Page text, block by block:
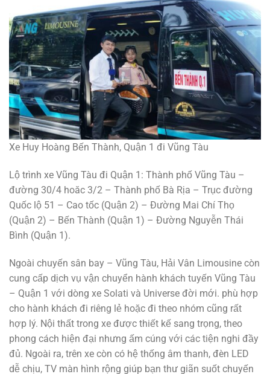
Xe Huy Hoàng Bến Thành, Quận 1 đi Vũng Tàu
Lộ trình xe Vũng Tàu đi Quận 1: Thành phố Vũng Tàu –
đường 30/4 hoăc 3/2 – Thành phố Bà Rịa – Trục đường
Quốc lộ 51 – Cao tốc (Quận 2) – Đường Mai Chí Thọ
(Quận 2) – Bến Thành (Quận 1) – Đường Nguyễn Thái
Bình (Quận 1).
Ngoài chuyến sân bay – Vũng Tàu, Hải Vân Limousine còn
cung cấp dịch vụ vận chuyển hành khách tuyến Vũng Tàu
– Quận 1 với dòng xe Solati và Universe đời mới. phù hợp
cho hành khách đi riêng lẻ hoặc đi theo nhóm cũng rất
hợp lý. Nội thất trong xe được thiết kế sang trọng, theo
phong cách hiện đại nhưng ấm cúng với các tiện nghi đầy
đủ. Ngoài ra, trên xe còn có hệ thống âm thanh, đèn LED
dễ chịu, TV màn hình rộng giúp bạn thư giãn suốt chuyến